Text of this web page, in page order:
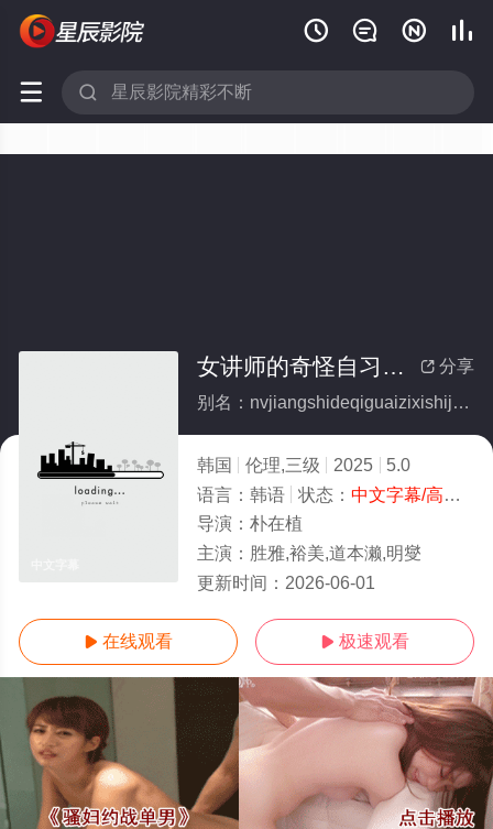
   
 
 分享
女讲师的奇怪自习时间
别名：nvjiangshideqiguaizixishijian
韩国 伦理,三级 2025
5.0
语言： 韩语 状态： 中文字幕/高清
导演： 朴在植
主演： 胜雅,裕美,道本濑,明燮
更新时间： 2026-06-01
 在线观看  极速观看